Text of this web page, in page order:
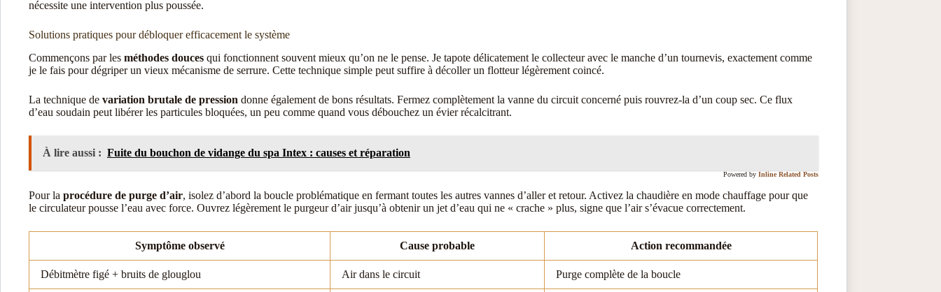
nécessite une intervention plus poussée.
Solutions pratiques pour débloquer efficacement le système
Commençons par les méthodes douces qui fonctionnent souvent mieux qu’on ne le pense. Je tapote délicatement le collecteur avec le manche d’un tournevis, exactement comme
je le fais pour dégriper un vieux mécanisme de serrure. Cette technique simple peut suffire à décoller un flotteur légèrement coincé.
La technique de variation brutale de pression donne également de bons résultats. Fermez complètement la vanne du circuit concerné puis rouvrez-la d’un coup sec. Ce flux
d’eau soudain peut libérer les particules bloquées, un peu comme quand vous débouchez un évier récalcitrant.
À lire aussi : Fuite du bouchon de vidange du spa Intex : causes et réparation
Powered by Inline Related Posts
Pour la procédure de purge d’air, isolez d’abord la boucle problématique en fermant toutes les autres vannes d’aller et retour. Activez la chaudière en mode chauffage pour que
le circulateur pousse l’eau avec force. Ouvrez légèrement le purgeur d’air jusqu’à obtenir un jet d’eau qui ne « crache » plus, signe que l’air s’évacue correctement.
Symptôme observé Cause probable Action recommandée
Débitmètre figé + bruits de glouglou Air dans le circuit Purge complète de la boucle